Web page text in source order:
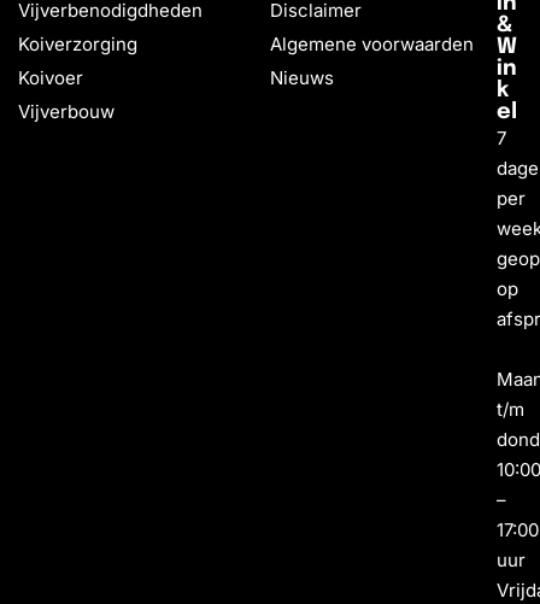
Vijverbenodigdheden
Koiverzorging
Koivoer
Vijverbouw
Disclaimer
Algemene voorwaarden
Nieuws
&
W
in
k
el
7
per
op
t/m
–
17:00
uur